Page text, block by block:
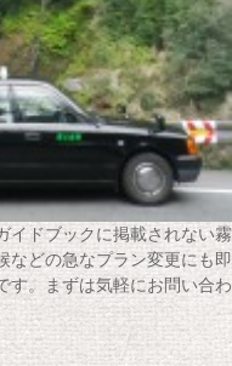
イドブックに掲載されない霧
などの急なプラン変更にも即
す。まずは気軽にお問い合わ